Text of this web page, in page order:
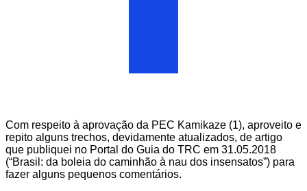
Com respeito à aprovação da PEC Kamikaze (1), aproveito e
repito alguns trechos, devidamente atualizados, de artigo
que publiquei no Portal do Guia do TRC em 31.05.2018
(“Brasil: da boleia do caminhão à nau dos insensatos”) para
fazer alguns pequenos comentários.